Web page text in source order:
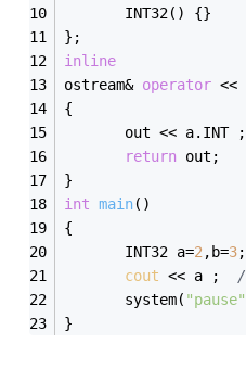
	   INT32() {}
};
inline
ostream& operator <<
{
	   out << a.INT ;
return out;
}
int main()
{
	   INT32 a=
2 ,b=3
cout << a ;
	   system(
"pause"
}